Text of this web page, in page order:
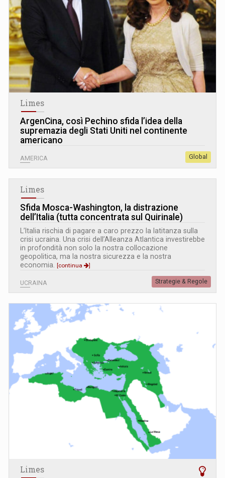
Limes
ArgenCina, così Pechino sfida l’idea della
supremazia degli Stati Uniti nel continente
americano
AMERICA Global
Limes
Sfida Mosca-Washington, la distrazione
dell’Italia (tutta concentrata sul Quirinale)
L’Italia rischia di pagare a caro prezzo la latitanza sulla
crisi ucraina. Una crisi dell’Alleanza Atlantica investirebbe
in profondità non solo la nostra collocazione
geopolitica, ma la nostra sicurezza e la nostra
economia. [continua ]
UCRAINA Strategie & Regole
Limes